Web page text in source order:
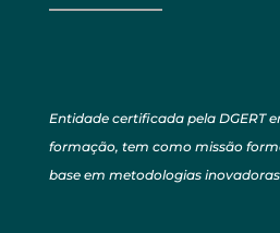
Entidade certificada pela DGERT
formação, tem como missão
base em metodologias inovadoras